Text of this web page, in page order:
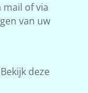
mail of via
van uw
deze